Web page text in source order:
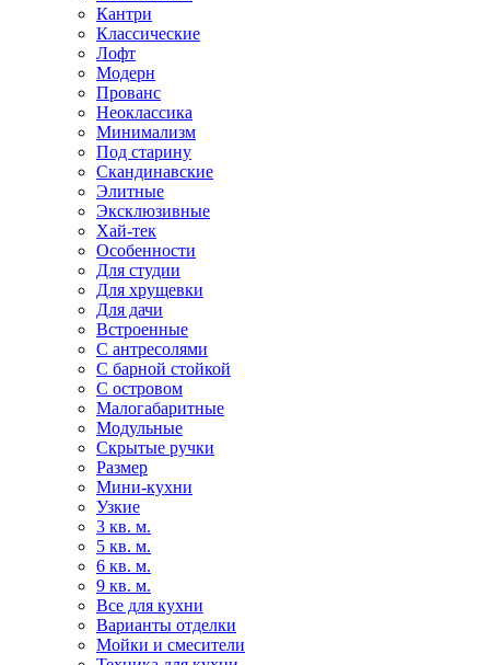
Кантри
Классические
Лофт
Модерн
Прованс
Неоклассика
Минимализм
Под старину
Скандинавские
Элитные
Эксклюзивные
Хай-тек
Особенности
Для студии
Для хрущевки
Для дачи
Встроенные
С антресолями
С барной стойкой
С островом
Малогабаритные
Модульные
Скрытые ручки
Размер
Мини-кухни
Узкие
3 кв. м.
5 кв. м.
6 кв. м.
9 кв. м.
Все для кухни
Варианты отделки
Мойки и смесители